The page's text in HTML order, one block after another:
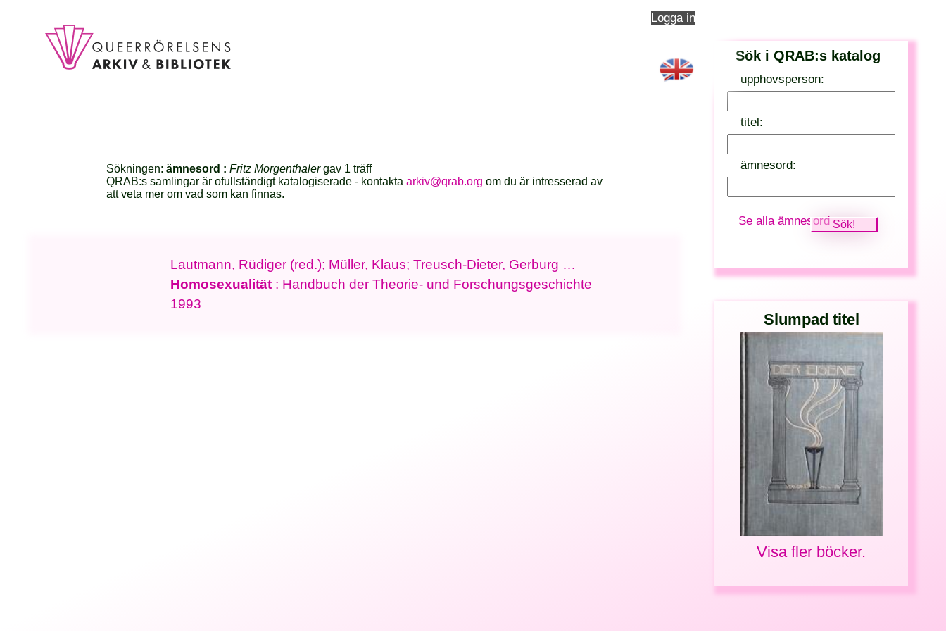
Logga in
Sök i QRAB:s katalog
upphovsperson:
titel:
ämnesord:
Se alla ämnesord
Slumpad titel
Visa fler böcker.
Sökningen:ämnesord :Fritz Morgenthalergav 1 träff
QRAB:s samlingar är ofullständigt katalogiserade - kontaktaarkiv@qrab.org om du är intresserad av
att veta mer om vad som kan finnas.
Lautmann, Rüdiger (red.); Müller, Klaus; Treusch-Dieter, Gerburg …
Homosexualität : Handbuch der Theorie- und Forschungsgeschichte
1993